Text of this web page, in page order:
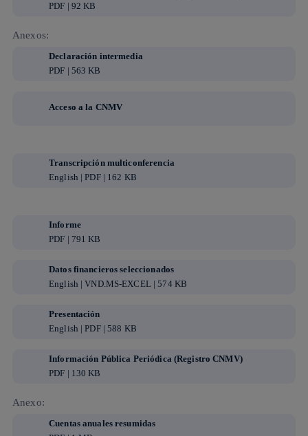
PDF | 92 KB
Anexos:
Declaración intermedia
PDF | 563 KB
Acceso a la CNMV
Transcripción multiconferencia
English | PDF | 162 KB
Informe
PDF | 791 KB
Datos financieros seleccionados
English | VND.MS-EXCEL | 574 KB
Presentación
English | PDF | 588 KB
Información Pública Periódica (Registro CNMV)
PDF | 130 KB
Anexo:
Cuentas anuales resumidas